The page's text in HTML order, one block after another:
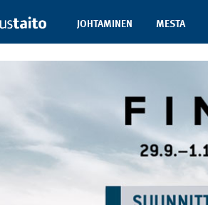
JOHTAMINEN MESTA